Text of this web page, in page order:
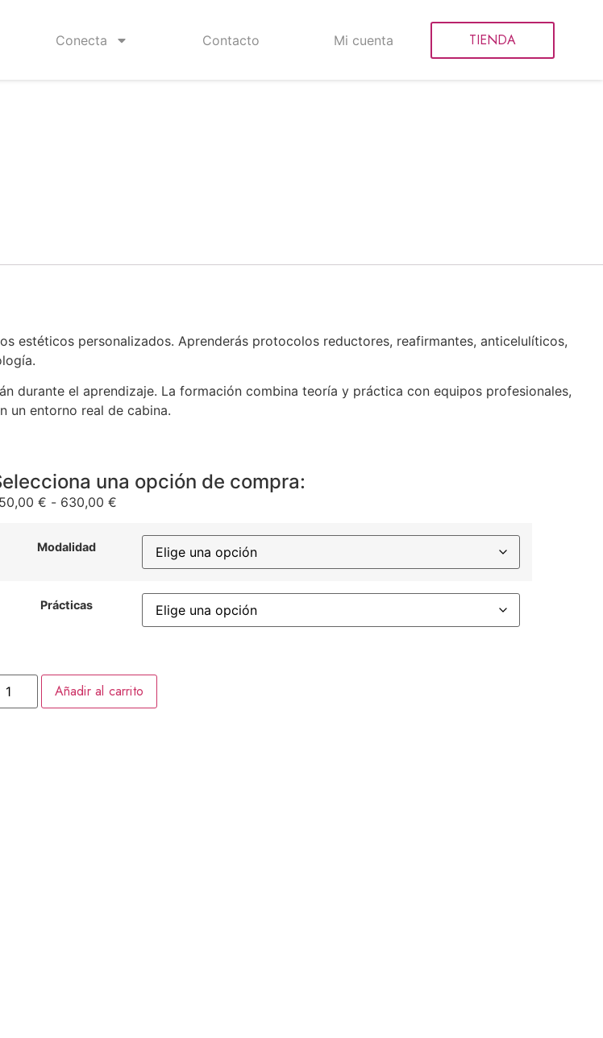
Conecta Contacto Mi cuenta TIENDA
estéticos personalizados. Aprenderás protocolos reductores, reafirmantes, anticelulíticos,
durante el aprendizaje. La formación combina teoría y práctica con equipos profesionales,
un entorno real de cabina.
una opción de compra:
€ - 630,00€
Modalidad
Prácticas
Añadir al carrito